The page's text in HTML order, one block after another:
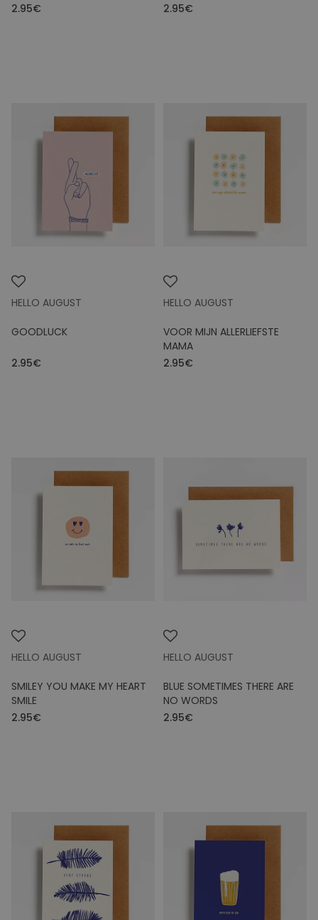
2.95€
2.95€
HELLO AUGUST
GOODLUCK
2.95€
HELLO AUGUST
VOOR MIJN ALLERLIEFSTE
MAMA
2.95€
HELLO AUGUST
SMILEY YOU MAKE MY HEART
SMILE
2.95€
HELLO AUGUST
BLUE SOMETIMES THERE ARE
NO WORDS
2.95€